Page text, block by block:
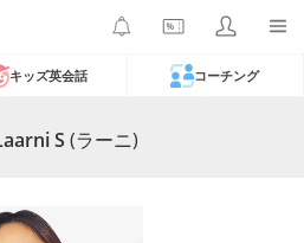
キッズ英会話 コーチング
S (ラーニ)